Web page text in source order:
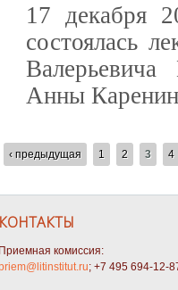
17 декабря
состоялась
Валерьевича
Анны
‹ предыдущая 1 2 3 4
КОНТАКТЫ
Приемная комиссия:
; +7 495 694-12-